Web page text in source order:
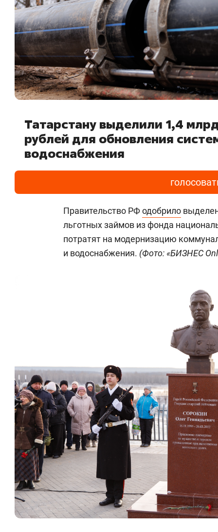
Татарстану выделили 1,4
рублей для обновления
водоснабжения
Правительство РФодобрило
льготных займов из фонда
потратят на модернизацию
и водоснабжения. (Фото: «БИЗНЕС